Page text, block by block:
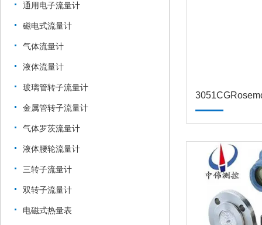
通用电子流量计
磁电式流量计
气体流量计
液体流量计
玻璃管转子流量计
金属管转子流量计
气体罗茨流量计
液体腰轮流量计
三转子流量计
双转子流量计
电磁式热量表